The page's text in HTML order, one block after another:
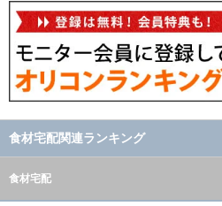
食材宅配関連ランキング
食材宅配